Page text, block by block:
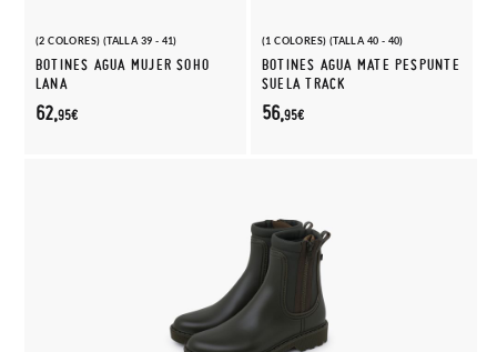
(2 COLORES) (TALLA 39 - 41)
BOTINES AGUA MUJER SOHO
LANA
62,95€
(1 COLORES) (TALLA 40 - 40)
BOTINES AGUA MATE PESPUNTE
SUELA TRACK
56,95€